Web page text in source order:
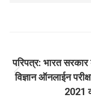
navigation
परिपत्र: भारत
विज्ञान ऑनलाईन
2021